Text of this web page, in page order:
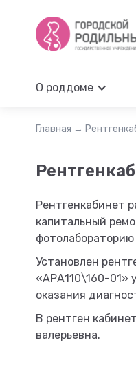
О роддоме
Главная →
Рентгенкабинет
капитальный
фотолабораторию
Установлен
«АРА110\160-01»
оказания
В рентген
валерьевна.